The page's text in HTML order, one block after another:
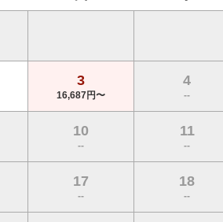
3
16,687円〜
4
--
10
--
11
--
17
--
18
--